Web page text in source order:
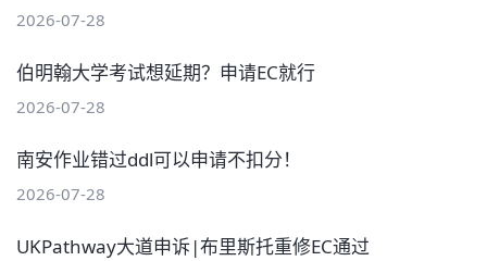
2026-07-28
伯明翰大学考试想延期？申请EC就行
2026-07-28
南安作业错过ddl可以申请不扣分！
2026-07-28
UKPathway大道申诉|布里斯托重修EC通过